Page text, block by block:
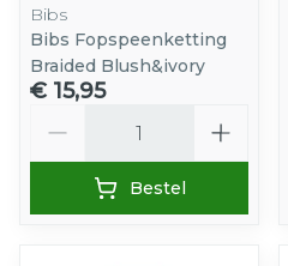
Bibs
Bibs Fopspeenketting
Braided Blush&ivory
€ 15,95
Bestel